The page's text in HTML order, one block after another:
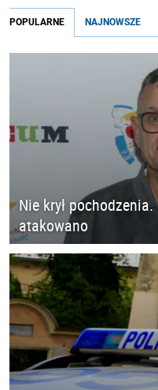
POPULARNE NAJNOWSZE
Nie krył
atakowano